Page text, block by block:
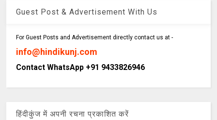
Guest Post & Advertisement With Us
For Guest Posts and Advertisement directly contact us at -
info@hindikunj.com
Contact WhatsApp +91 9433826946
हिंदीकुंज में अपनी रचना प्रकाशित करें